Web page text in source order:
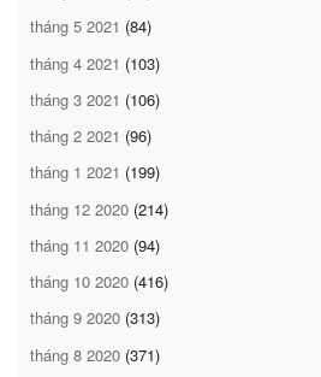
tháng 5 2021 (84)
tháng 4 2021 (103)
tháng 3 2021 (106)
tháng 2 2021 (96)
tháng 1 2021 (199)
tháng 12 2020 (214)
tháng 11 2020 (94)
tháng 10 2020 (416)
tháng 9 2020 (313)
tháng 8 2020 (371)